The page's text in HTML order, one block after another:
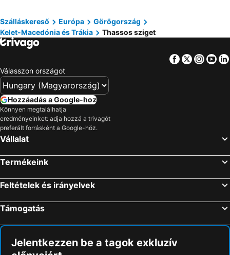
Szálláskereső Európa
Görögország
Kelet-Macedónia és Trákia
Thassos sziget
Facebook
Twitter
Válasszon országot
Hozzáadás a Google-hoz
Könnyen megtalálhatja
eredményeinket: adja hozzá a trivagót
preferált forrásként a Google-höz.
Vállalat
Termékeink
Feltételek és irányelvek
Támogatás
Jelentkezzen be a tagok exkluzív